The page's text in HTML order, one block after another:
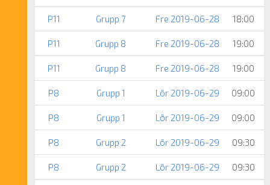
P11 Grupp 7 Fre 2019-06-28 18:00
P11 Grupp 8 Fre 2019-06-28 19:00
P11 Grupp 8 Fre 2019-06-28 19:00
P8 Grupp 1 Lör 2019-06-29 09:00
P8 Grupp 1 Lör 2019-06-29 09:00
P8 Grupp 2 Lör 2019-06-29 09:30
P8 Grupp 2 Lör 2019-06-29 09:30